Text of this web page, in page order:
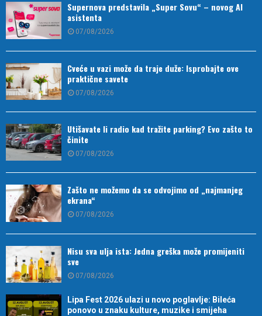
Supernova predstavila „Super Sovu“ – novog AI
asistenta
07/08/2026
Cveće u vazi može da traje duže: Isprobajte ove
praktične savete
07/08/2026
Utišavate li radio kad tražite parking? Evo zašto to
činite
07/08/2026
Zašto ne možemo da se odvojimo od „najmanjeg
ekrana“
07/08/2026
Nisu sva ulja ista: Jedna greška može promijeniti
sve
07/08/2026
Lipa Fest 2026 ulazi u novo poglavlje: Bileća
ponovo u znaku kulture, muzike i smijeha